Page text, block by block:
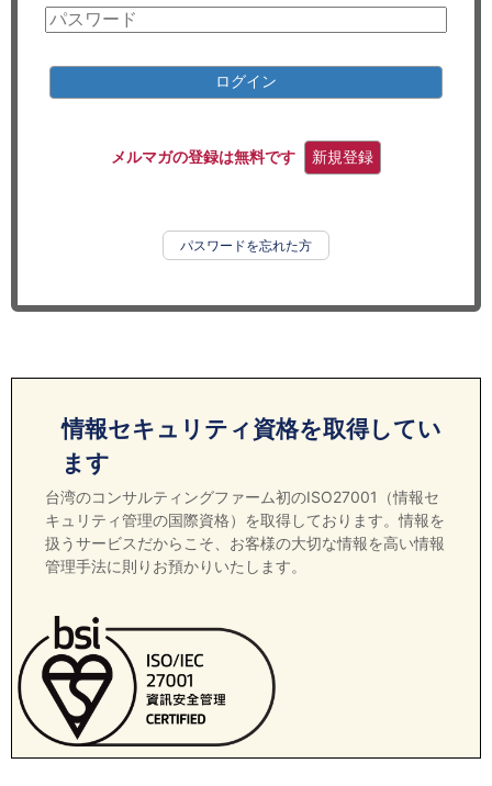
コンサルティング
リサーチ ログイン
メルマガの登録は無料です 新規登録
パスワードを忘れた方
情報セキュリティ資格を取得してい
ます
台湾のコンサルティングファーム初のISO27001（情報セ
キュリティ管理の国際資格）を取得しております。情報を
扱うサービスだからこそ、お客様の大切な情報を高い情報
管理手法に則りお預かりいたします。